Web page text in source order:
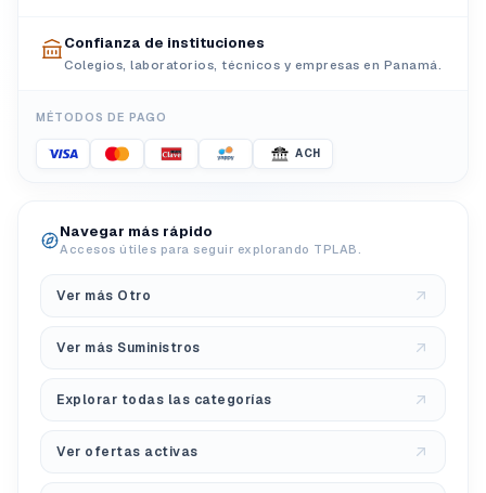
Confianza de instituciones
Colegios, laboratorios, técnicos y empresas en Panamá.
MÉTODOS DE PAGO
ACH
Navegar más rápido
Accesos útiles para seguir explorando TPLAB.
Ver más Otro
Ver más Suministros
Explorar todas las categorías
Ver ofertas activas